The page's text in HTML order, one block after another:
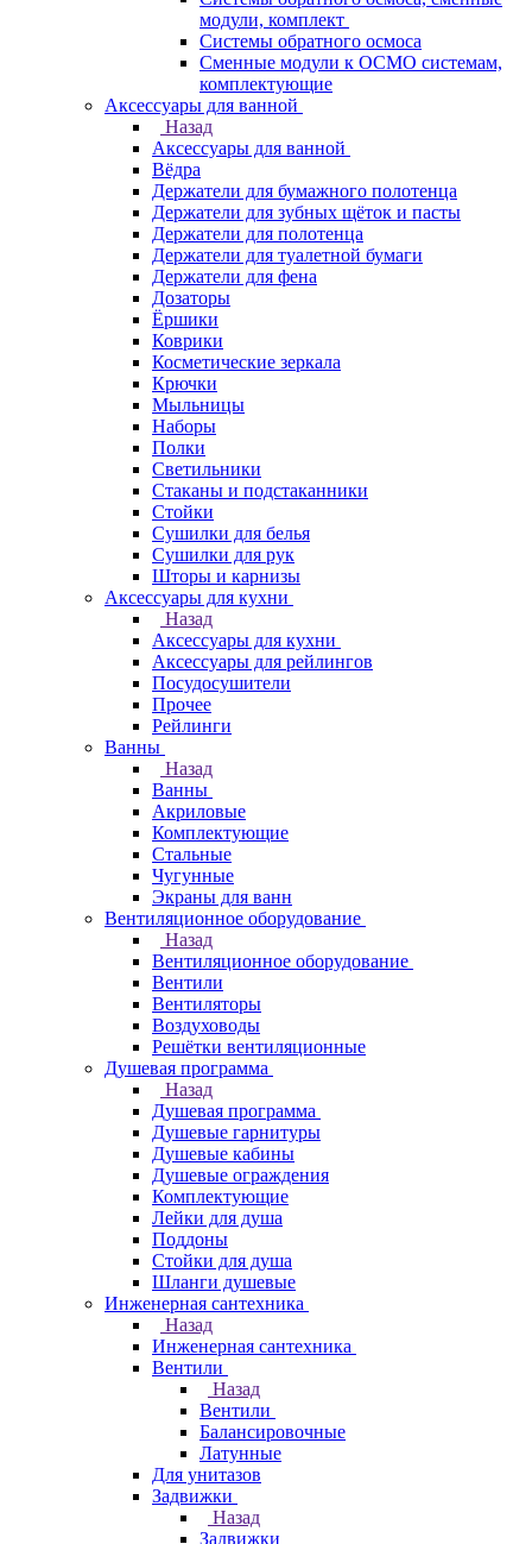
модули, комплект
Системы обратного осмоса
Сменные модули к ОСМО системам,
комплектующие
Аксессуары для ванной
Назад
Аксессуары для ванной
Вёдра
Держатели для бумажного полотенца
Держатели для зубных щёток и пасты
Держатели для полотенца
Держатели для туалетной бумаги
Держатели для фена
Дозаторы
Ёршики
Коврики
Косметические зеркала
Крючки
Мыльницы
Наборы
Полки
Светильники
Стаканы и подстаканники
Стойки
Сушилки для белья
Сушилки для рук
Шторы и карнизы
Аксессуары для кухни
Назад
Аксессуары для кухни
Аксессуары для рейлингов
Посудосушители
Прочее
Рейлинги
Ванны
Назад
Ванны
Акриловые
Комплектующие
Стальные
Чугунные
Экраны для ванн
Вентиляционное оборудование
Назад
Вентиляционное оборудование
Вентили
Вентиляторы
Воздуховоды
Решётки вентиляционные
Душевая программа
Назад
Душевая программа
Душевые гарнитуры
Душевые кабины
Душевые ограждения
Комплектующие
Лейки для душа
Поддоны
Стойки для душа
Шланги душевые
Инженерная сантехника
Назад
Инженерная сантехника
Вентили
Назад
Вентили
Балансировочные
Латунные
Для унитазов
Задвижки
Назад
Задвижки